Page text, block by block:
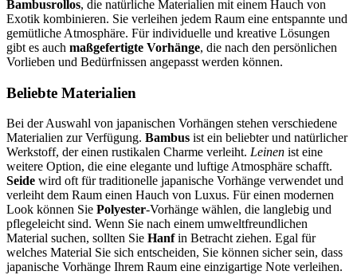
Bambusrollos, die natürliche Materialien mit einem Hauch von
Exotik kombinieren. Sie verleihen jedem Raum eine entspannte und
gemütliche Atmosphäre. Für individuelle und kreative Lösungen
gibt es auch maßgefertigte Vorhänge, die nach den persönlichen
Vorlieben und Bedürfnissen angepasst werden können.
Beliebte Materialien
Bei der Auswahl von japanischen Vorhängen stehen verschiedene
Materialien zur Verfügung. Bambus ist ein beliebter und natürlicher
Werkstoff, der einen rustikalen Charme verleiht. Leinen ist eine
weitere Option, die eine elegante und luftige Atmosphäre schafft.
Seide wird oft für traditionelle japanische Vorhänge verwendet und
verleiht dem Raum einen Hauch von Luxus. Für einen modernen
Look können Sie Polyester-Vorhänge wählen, die langlebig und
pflegeleicht sind. Wenn Sie nach einem umweltfreundlichen
Material suchen, sollten Sie Hanfin Betracht ziehen. Egal für
welches Material Sie sich entscheiden, Sie können sicher sein, dass
japanische Vorhänge Ihrem Raum eine einzigartige Note verleihen.